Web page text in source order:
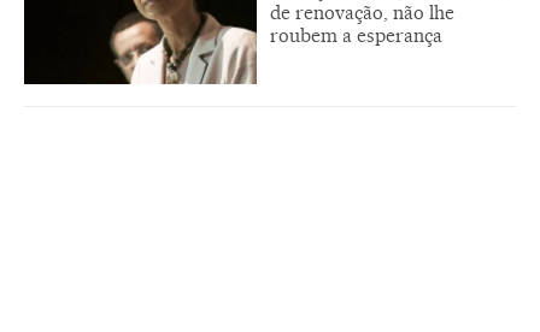
de renovação, não lhe
roubem a esperança